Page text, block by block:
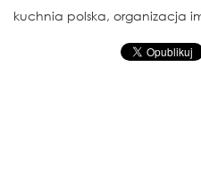
kuchnia polska, organizacja